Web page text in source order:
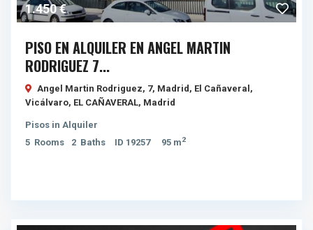
1.450 €
PISO EN ALQUILER EN ANGEL MARTIN
RODRIGUEZ 7...
Angel Martin Rodriguez, 7, Madrid, El Cañaveral,
Vicálvaro, EL CAÑAVERAL, Madrid
Pisos in Alquiler
5 Rooms 2 Baths ID 19257 95 m2